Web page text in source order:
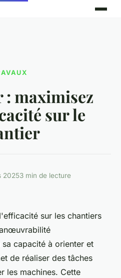
maximisez
sur le
20253 min de lecture
sur les chantiers
capacité à orienter et
de réaliser des tâches
les machines. Cette